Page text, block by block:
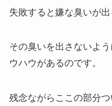
失敗すると嫌な臭いが出
その臭いを出さないよ
ウハウがあるのです。
残念ながらここの部分